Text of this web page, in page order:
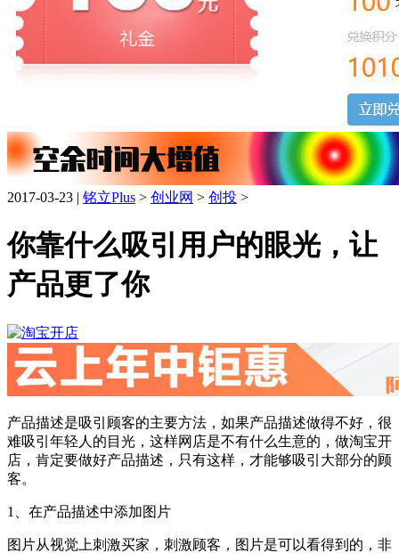
2017-03-23 | 铭立Plus > 创业网 > 创投 >
你靠什么吸引用户的眼光，让
产品更了你
产品描述是吸引顾客的主要方法，如果产品描述做得不好，很
难吸引年轻人的目光，这样网店是不有什么生意的，做淘宝开
店，肯定要做好产品描述，只有这样，才能够吸引大部分的顾
客。
1、在产品描述中添加图片
图片从视觉上刺激买家，刺激顾客，图片是可以看得到的，非